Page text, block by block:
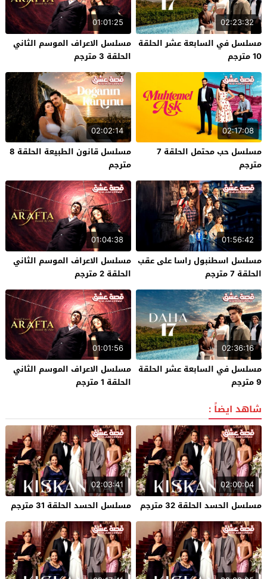
02:23:32
مسلسل في السابعة عشر الحلقة
10 مترجم
01:01:25
مسلسل الاعراف الموسم الثاني
الحلقة 3 مترجم
02:17:08
مسلسل حب محتمل الحلقة 7
مترجم
02:02:14
مسلسل قانون الطبيعة الحلقة 8
مترجم
01:56:42
مسلسل اسطنبول راسا على عقب
الحلقة 7 مترجم
01:04:38
مسلسل الاعراف الموسم الثاني
الحلقة 2 مترجم
02:36:16
مسلسل في السابعة عشر الحلقة
9 مترجم
01:01:56
مسلسل الاعراف الموسم الثاني
الحلقة 1 مترجم
شاهد ايضاً :
02:00:04
مسلسل الحسد الحلقة 32 مترجم
02:03:41
مسلسل الحسد الحلقة 31 مترجم